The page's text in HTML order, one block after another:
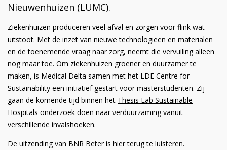
Nieuwenhuizen (LUMC).
Ziekenhuizen produceren veel afval en zorgen voor flink wat
uitstoot. Met de inzet van nieuwe technologieën en materialen
en de toenemende vraag naar zorg, neemt die vervuiling alleen
nog maar toe. Om ziekenhuizen groener en duurzamer te
maken, is Medical Delta samen met het LDE Centre for
Sustainability een initiatief gestart voor masterstudenten. Zij
gaan de komende tijd binnen het Thesis Lab Sustainable
Hospitals onderzoek doen naar verduurzaming vanuit
verschillende invalshoeken.
De uitzending van BNR Beter is hier terug te luisteren.